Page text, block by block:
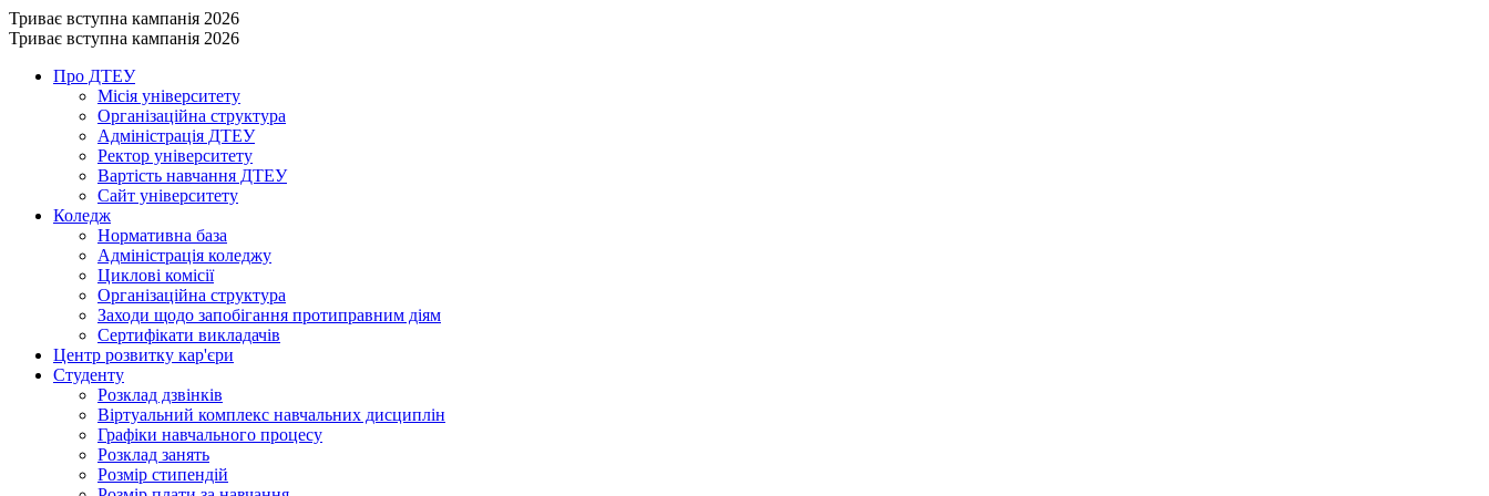
Триває вступна кампанія 2026
Триває вступна кампанія 2026
Про ДТЕУ
Місія університету
Організаційна структура
Адміністрація ДТЕУ
Ректор університету
Вартість навчання ДТЕУ
Сайт університету
Коледж
Нормативна база
Адміністрація коледжу
Циклові комісії
Організаційна структура
Заходи щодо запобігання протиправним діям
Сертифікати викладачів
Центр розвитку кар'єри
Студенту
Розклад дзвінків
Віртуальний комплекс навчальних дисциплін
Графіки навчального процесу
Розклад занять
Розмір стипендій